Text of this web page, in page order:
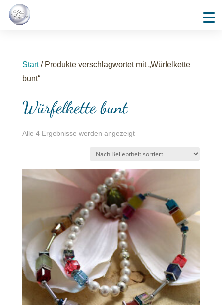
Start/ Produkte verschlagwortet mit „Würfelkette
bunt“
Würfelkette bunt
Alle 4 Ergebnisse werden angezeigtNach